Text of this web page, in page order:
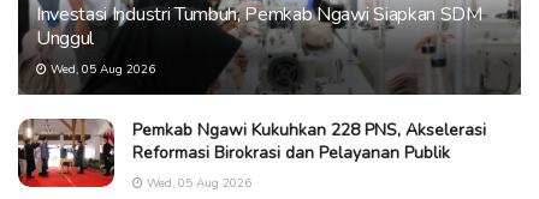
Investasi Industri Tumbuh, Pemkab Ngawi Siapkan SDM
Unggul
Wed, 05 Aug 2026
Pemkab Ngawi Kukuhkan 228 PNS, Akselerasi
Reformasi Birokrasi dan Pelayanan Publik
Wed, 05 Aug 2026